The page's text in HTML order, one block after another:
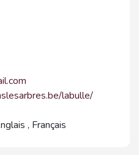
labulle/
, Français